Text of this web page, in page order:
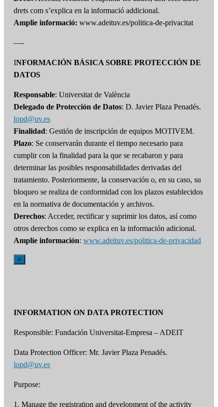
drets com s’explica en la informació addicional.
Amplie informació: www.adeituv.es/politica-de-privacitat
—-
INFORMACIÓN BÁSICA SOBRE PROTECCIÓN DE
DATOS
Responsable: Universitat de València
Delegado de Protección de Datos: D. Javier Plaza Penadés.
lopd@uv.es
Finalidad: Gestión de inscripción de equipos MOTIVEM.
Plazo: Se conservarán durante el tiempo necesario para
cumplir con la finalidad para la que se recabaron y para
determinar las posibles responsabilidades derivadas del
tratamiento. Posteriormente, la conservación o, en su caso, su
bloqueo se realiza de conformidad con los plazos establecidos
en la normativa de documentación y archivos.
Derechos: Acceder, rectificar y suprimir los datos, así como
otros derechos como se explica en la información adicional.
Amplíe información: www.adeituv.es/politica-de-privacidad
×
INFORMATION ON DATA PROTECTION
Responsible: Fundación Universitat-Empresa – ADEIT
Data Protection Officer: Mr. Javier Plaza Penadés.
lopd@uv.es
Purpose:
1. Manage the registration and development of the activity